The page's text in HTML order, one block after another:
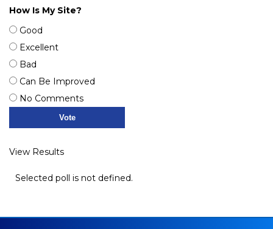
How Is My Site?
Good
Excellent
Bad
Can Be Improved
No Comments
View Results
Selected poll is not defined.